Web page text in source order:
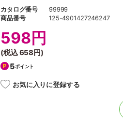
カタログ番号
99999
商品番号
125-4901427246247
598円
(税込658円)
5ポイント
お気に入りに登録する